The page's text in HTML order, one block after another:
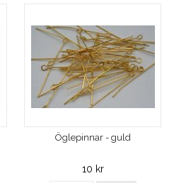
Öglepinnar - guld
10 kr